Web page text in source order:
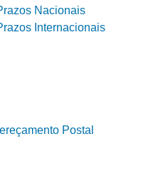
Nacionais
Internacionais
Postal